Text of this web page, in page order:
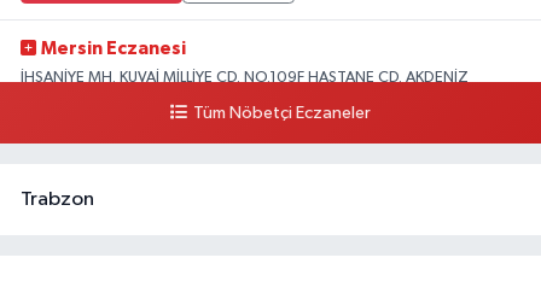
Mersin Eczanesi
İHSANİYE MH. KUVAİ MİLLİYE CD. NO.109F HASTANE CD. AKDENİZ
Tüm Nöbetçi Eczaneler
Trabzon